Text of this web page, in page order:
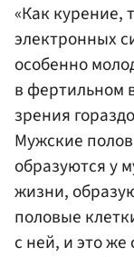
«Как курение,
электронных
особенно
в фертильном
зрения
Мужские
образуются у
жизни,
половые
с ней, и это